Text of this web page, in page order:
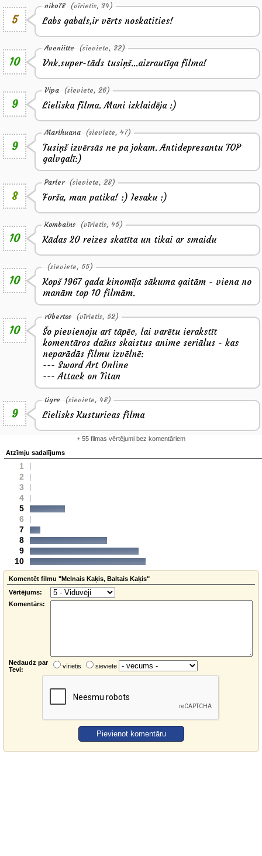
5
niko78 (vīrietis, 34)
Labs gabals,ir vērts noskatities!
10
Aveniitte (sieviete, 32)
Vnk.super-tāds tusiņš...aizrautīga filma!
9
Vipa (sieviete, 26)
Lieliska filma. Mani izklaidēja :)
9
Marihuana (sieviete, 47)
Tusiņš izvērsās ne pa jokam. Antidepresantu TOP
galvgalī:)
8
Parler (sieviete, 28)
Forša, man patika! :) Iesaku :)
10
Kombains (vīrietis, 45)
Kādas 20 reizes skatīta un tikai ar smaidu
10
(sieviete, 55)
Kopš 1967 gada kinomīļa sākuma gaitām - viena no
manām top 10 filmām.
10
r0bertos (vīrietis, 52)
Šo pievienoju arī tāpēc, lai varētu ierakstīt
komentāros dažus skaistus anime seriālus - kas
neparādās filmu izvēlnē:
--- Sword Art Online
--- Attack on Titan
9
tigre (sieviete, 48)
Lielisks Kusturicas filma
+ 55 filmas vērtējumi bez komentāriem
Atzīmju sadalījums
1
2
3
4
5
6
7
8
9
10
Komentēt filmu "Melnais Kaķis, Baltais Kaķis"
Vērtējums:
Komentārs:
Nedaudz par
Tevi:
vīrietis sieviete